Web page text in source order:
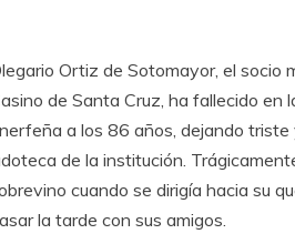
Ortiz de Sotomayor, el socio
de Santa Cruz, ha fallecido en
a los 86 años, dejando triste
de la institución.
cuando se dirigía hacia su
la tarde con sus amigos.